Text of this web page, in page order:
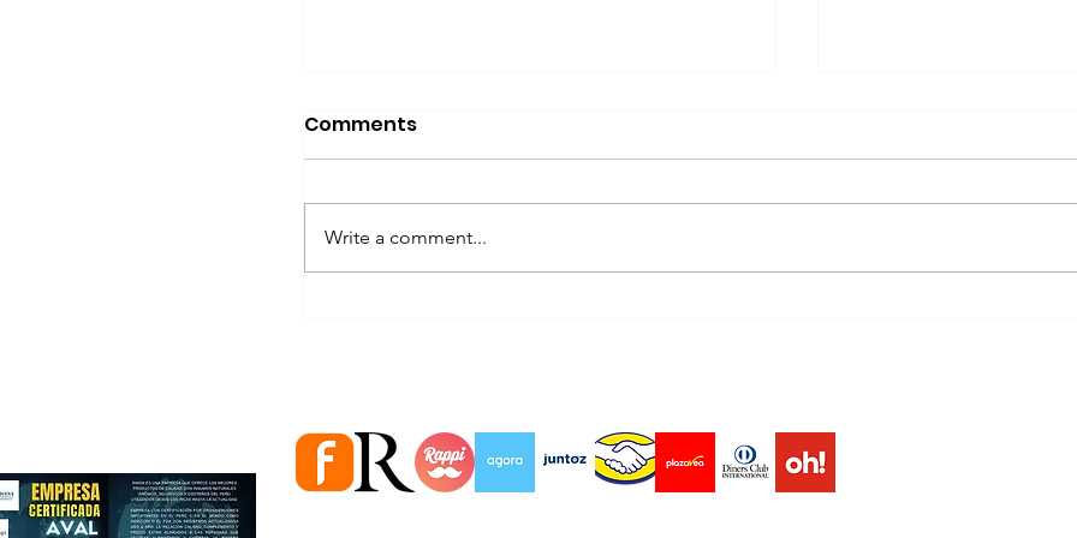
relacionadas con la salud de su
próstata
Comments
Write a comment...